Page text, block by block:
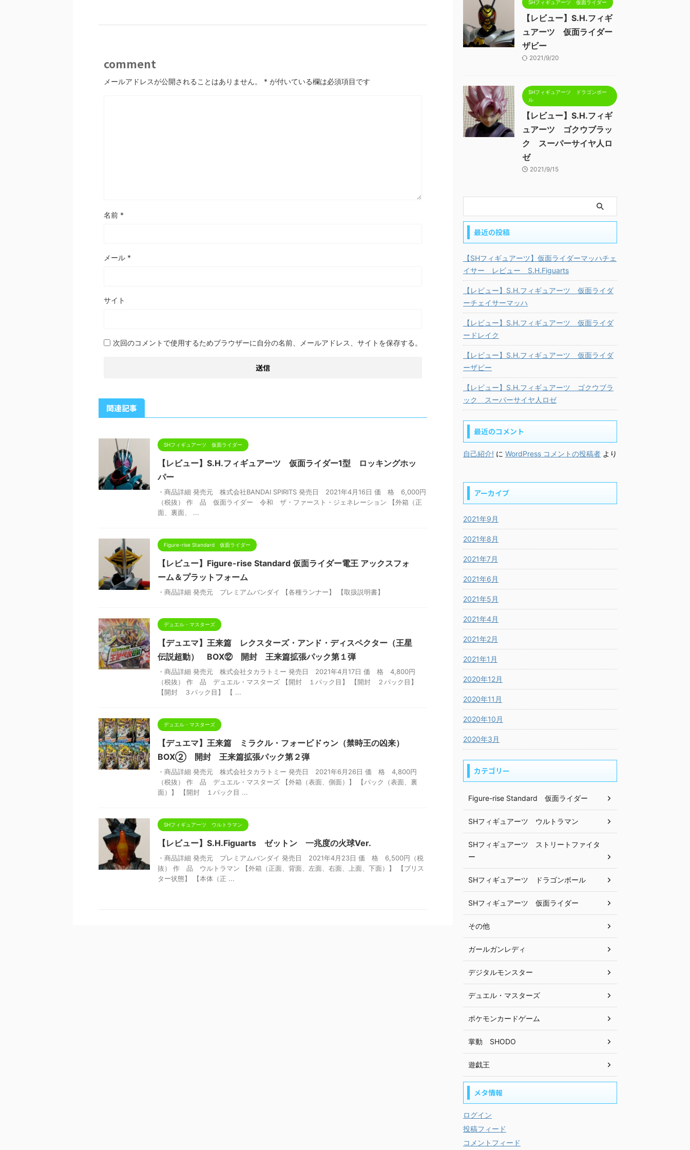
comment
メールアドレスが公開されることはありません。 * が付いている欄は必須項目です
名前 *
メール *
サイト
次回のコメントで使用するためブラウザーに自分の名前、メールアドレス、サイトを保存する。
関連記事
SHフィギュアーツ 仮面ライダー
【レビュー】S.H.フィギュアーツ 仮面ライダー1型 ロッキングホッ
パー
・商品詳細 発売元 株式会社BANDAI SPIRITS 発売日 2021年4月16日 価 格 6,000円
（税抜） 作 品 仮面ライダー 令和 ザ・ファースト・ジェネレーション 【外箱（正
面、裏面、 ...
Figure-rise Standard 仮面ライダー
【レビュー】Figure-rise Standard 仮面ライダー電王 アックスフォ
ーム＆プラットフォーム
・商品詳細 発売元 プレミアムバンダイ 【各種ランナー】 【取扱説明書】
デュエル・マスターズ
【デュエマ】王来篇 レクスターズ・アンド・ディスペクター（王星
伝説超動） BOX⑫ 開封 王来篇拡張パック第１弾
・商品詳細 発売元 株式会社タカラトミー 発売日 2021年4月17日 価 格 4,800円
（税抜） 作 品 デュエル・マスターズ 【開封 １パック目】 【開封 ２パック目】
【開封 ３パック目】 【 ...
デュエル・マスターズ
【デュエマ】王来篇 ミラクル・フォービドゥン（禁時王の凶来）
BOX② 開封 王来篇拡張パック第２弾
・商品詳細 発売元 株式会社タカラトミー 発売日 2021年6月26日 価 格 4,800円
（税抜） 作 品 デュエル・マスターズ 【外箱（表面、側面）】 【パック（表面、裏
面）】 【開封 １パック目 ...
SHフィギュアーツ ウルトラマン
【レビュー】S.H.Figuarts ゼットン 一兆度の火球Ver.
・商品詳細 発売元 プレミアムバンダイ 発売日 2021年4月23日 価 格 6,500円（税
抜） 作 品 ウルトラマン 【外箱（正面、背面、左面、右面、上面、下面）】 【ブリス
ター状態】 【本体（正 ...
SHフィギュアーツ 仮面ライダー
【レビュー】S.H.フィギ
ュアーツ 仮面ライダー
ザビー
2021/9/20
SHフィギュアーツ ドラゴンボー
ル
【レビュー】S.H.フィギ
ュアーツ ゴクウブラッ
ク スーパーサイヤ人ロ
ゼ
2021/9/15
最近の投稿
【SHフィギュアーツ】仮面ライダーマッハチェ
イサー レビュー S.H.Figuarts
【レビュー】S.H.フィギュアーツ 仮面ライダ
ーチェイサーマッハ
【レビュー】S.H.フィギュアーツ 仮面ライダ
ードレイク
【レビュー】S.H.フィギュアーツ 仮面ライダ
ーザビー
【レビュー】S.H.フィギュアーツ ゴクウブラ
ック スーパーサイヤ人ロゼ
最近のコメント
自己紹介! に WordPress コメントの投稿者 より
アーカイブ
2021年9月
2021年8月
2021年7月
2021年6月
2021年5月
2021年4月
2021年2月
2021年1月
2020年12月
2020年11月
2020年10月
2020年3月
カテゴリー
Figure-rise Standard 仮面ライダー
SHフィギュアーツ ウルトラマン
SHフィギュアーツ ストリートファイタ
ー
SHフィギュアーツ ドラゴンボール
SHフィギュアーツ 仮面ライダー
その他
ガールガンレディ
デジタルモンスター
デュエル・マスターズ
ポケモンカードゲーム
掌動 SHODO
遊戯王
メタ情報
ログイン
投稿フィード
コメントフィード